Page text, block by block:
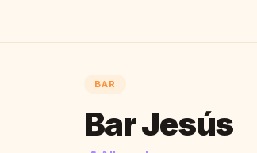
BAR
Bar Jesús